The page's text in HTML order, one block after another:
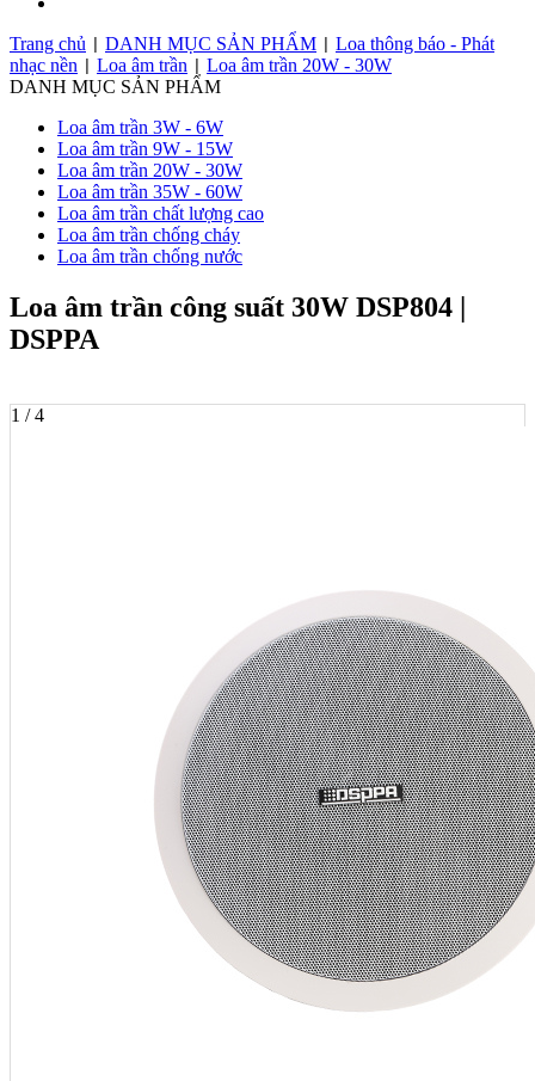
Trang chủ
DANH MỤC SẢN PHẨM
Loa thông báo - Phát
nhạc nền
Loa âm trần
Loa âm trần 20W - 30W
DANH MỤC SẢN PHẨM
Loa âm trần 3W - 6W
Loa âm trần 9W - 15W
Loa âm trần 20W - 30W
Loa âm trần 35W - 60W
Loa âm trần chất lượng cao
Loa âm trần chống cháy
Loa âm trần chống nước
Loa âm trần công suất 30W DSP804 |
DSPPA
1 / 4